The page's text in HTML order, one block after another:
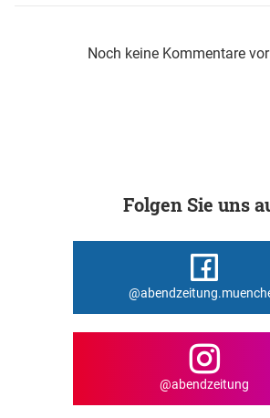
Noch keine Kommentare
Folgen Sie uns
@abendzeitung